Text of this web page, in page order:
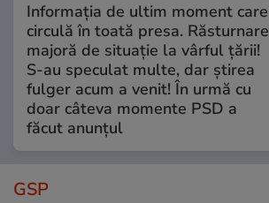
Informația de ultim moment care
circulă în toată presa. Răsturnare
majoră de situație la vârful țării!
S-au speculat multe, dar știrea
fulger acum a venit! În urmă cu
doar câteva momente PSD a
făcut anunțul
GSP